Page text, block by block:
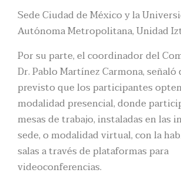
Sede Ciudad de México y la
Autónoma Metropolitana, Unidad
Por su parte, el coordinador del
Dr. Pablo Martínez Carmona,
previsto que los participantes
modalidad presencial, donde
mesas de trabajo, instaladas en las
sede, o modalidad virtual, con la
salas a través de plataformas para
videoconferencias.